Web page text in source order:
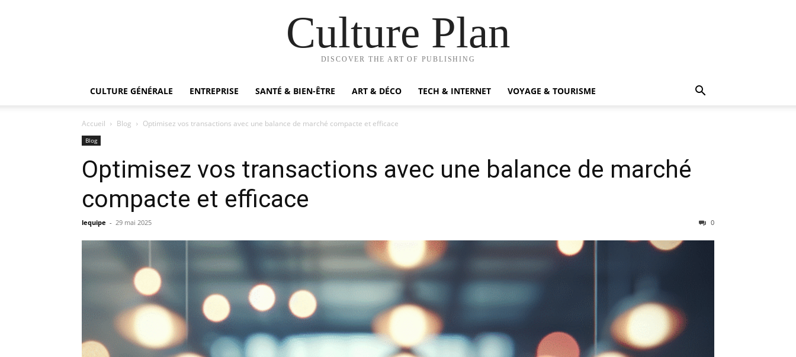
Culture Plan
DISCOVER THE ART OF PUBLISHING
CULTURE GÉNÉRALE ENTREPRISE SANTÉ & BIEN-ÊTRE ART & DÉCO TECH & INTERNET VOYAGE & TOURISME
Accueil Blog Optimisez vos transactions avec une balance de marché compacte et efficace
Blog
Optimisez vos transactions avec une balance de marché
compacte et efficace
lequipe - 29 mai 2025 0